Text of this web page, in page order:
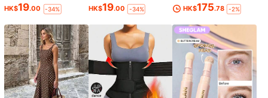
HK$19.00 -34% HK$19.00 -34% HK$175.78 -2%